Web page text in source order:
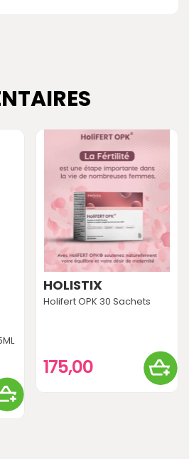
HOLISTIX
Holifert OPK 30 Sachets
175,00